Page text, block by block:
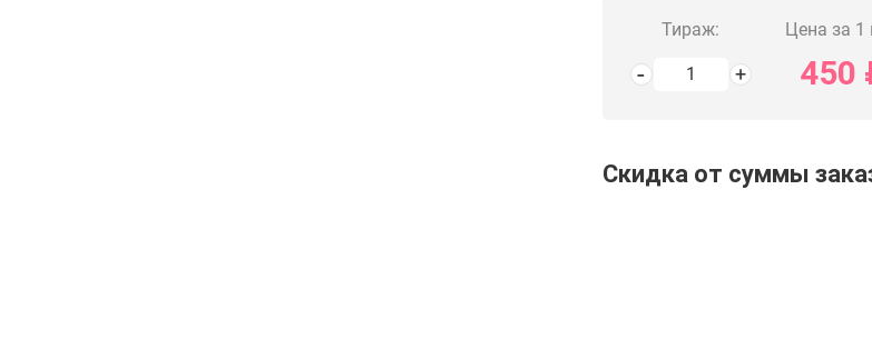
Тираж: Цена за 1
450
Скидка от суммы